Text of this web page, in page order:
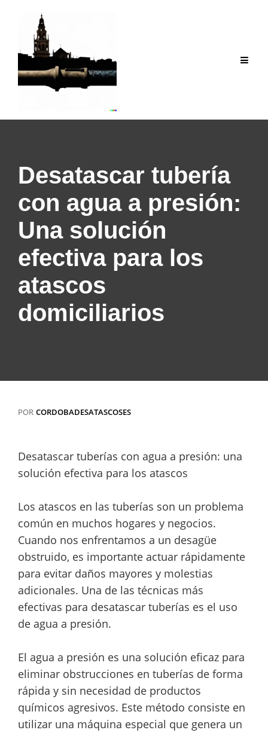
contenido
Desatascar tubería
con agua a presión:
Una solución
efectiva para los
atascos
domiciliarios
POR CORDOBADESATASCOSES
Desatascar tuberías con agua a presión: una
solución efectiva para los atascos
Los atascos en las tuberías son un problema
común en muchos hogares y negocios.
Cuando nos enfrentamos a un desagüe
obstruido, es importante actuar rápidamente
para evitar daños mayores y molestias
adicionales. Una de las técnicas más
efectivas para desatascar tuberías es el uso
de agua a presión.
El agua a presión es una solución eficaz para
eliminar obstrucciones en tuberías de forma
rápida y sin necesidad de productos
químicos agresivos. Este método consiste en
utilizar una máquina especial que genera un